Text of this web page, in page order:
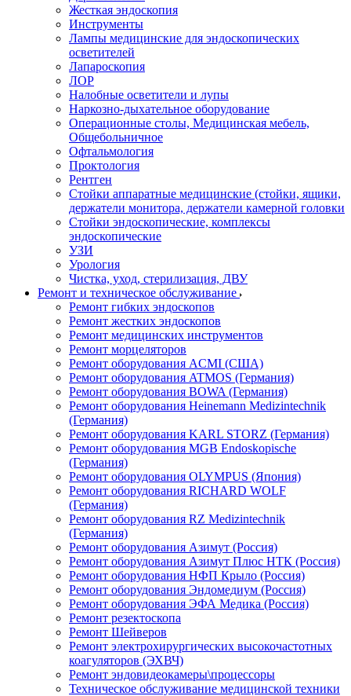
Жесткая эндоскопия
Инструменты
Лампы медицинские для эндоскопических
осветителей
Лапароскопия
ЛОР
Налобные осветители и лупы
Наркозно-дыхательное оборудование
Операционные столы, Медицинская мебель,
Общебольничное
Офтальмология
Проктология
Рентген
Стойки аппаратные медицинские (стойки, ящики,
держатели монитора, держатели камерной головки
Стойки эндоскопические, комплексы
эндоскопические
УЗИ
Урология
Чистка, уход, стерилизация, ДВУ
Ремонт и техническое обслуживание
Ремонт гибких эндоскопов
Ремонт жестких эндоскопов
Ремонт медицинских инструментов
Ремонт морцеляторов
Ремонт оборудования ACMI (США)
Ремонт оборудования ATMOS (Германия)
Ремонт оборудования BOWA (Германия)
Ремонт оборудования Heinemann Medizintechnik
(Германия)
Ремонт оборудования KARL STORZ (Германия)
Ремонт оборудования MGB Endoskopische
(Германия)
Ремонт оборудования OLYMPUS (Япония)
Ремонт оборудования RICHARD WOLF
(Германия)
Ремонт оборудования RZ Medizintechnik
(Германия)
Ремонт оборудования Азимут (Россия)
Ремонт оборудования Азимут Плюс НТК (Россия)
Ремонт оборудования НФП Крыло (Россия)
Ремонт оборудования Эндомедиум (Россия)
Ремонт оборудования ЭФА Медика (Россия)
Ремонт резектоскопа
Ремонт Шейверов
Ремонт электрохирургических высокочастотных
коагуляторов (ЭХВЧ)
Ремонт эндовидеокамеры\процессоры
Техническое обслуживание медицинской техники